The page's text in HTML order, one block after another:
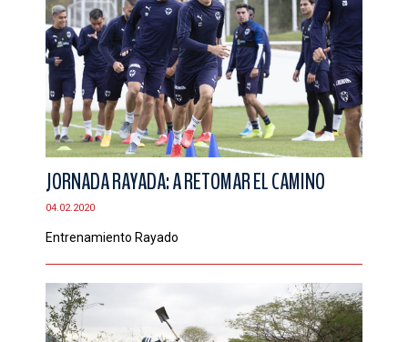
RAYADAS
FUERZAS BÁSICAS
RESPONSABILIDAD SOCIAL
TAQUILLA
TIENDA
ESTADIO
PRENSA
CONTACTO
JORNADA RAYADA: A RETOMAR EL CAMINO
04.02.2020
Entrenamiento Rayado